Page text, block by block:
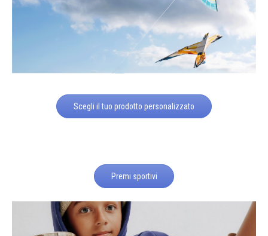
Scegli il tuo prodotto personalizzato
Premi sportivi